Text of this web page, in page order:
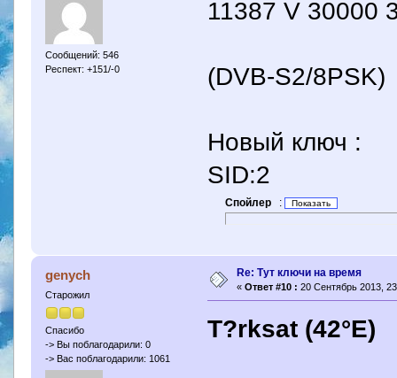
Сообщений: 546
Респект: +151/-0
11387 V 30000
(DVB-S2/8PSK)
Новый ключ :
SID:2
Спойлер :
genych
Старожил
Спасибо
-> Вы поблагодарили: 0
-> Вас поблагодарили: 1061
Re: Тут ключи на время
« Ответ #10 : 20 Сентябрь 2013,
T?rksat (42°E)